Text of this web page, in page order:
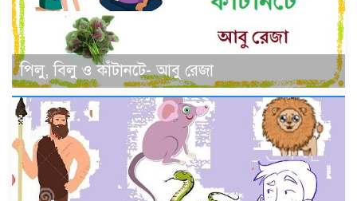
পিলু, বিলু ও কাঁটানটে- আবু রেজা